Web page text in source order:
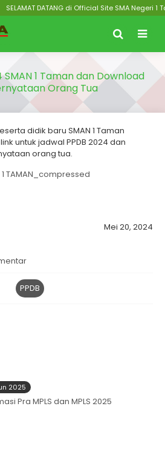
SELAMAT DATANG di Official Site SMA Negeri 1
SMAN 1 Taman dan Download
Orang Tua
didik baru SMAN 1 Taman
untuk jadwal PPDB 2024 dan
orang tua.
1 TAMAN_compressed
Mei 20, 2024
PPDB
2025
Pra MPLS dan MPLS 2025